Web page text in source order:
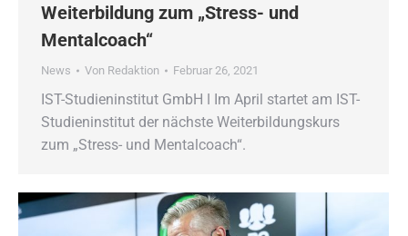
Weiterbildung zum „Stress- und
Mentalcoach“
News Von Redaktion Februar 26, 2021
IST-Studieninstitut GmbH ǀ Im April startet am IST-
Studieninstitut der nächste Weiterbildungskurs
zum „Stress- und Mentalcoach“.